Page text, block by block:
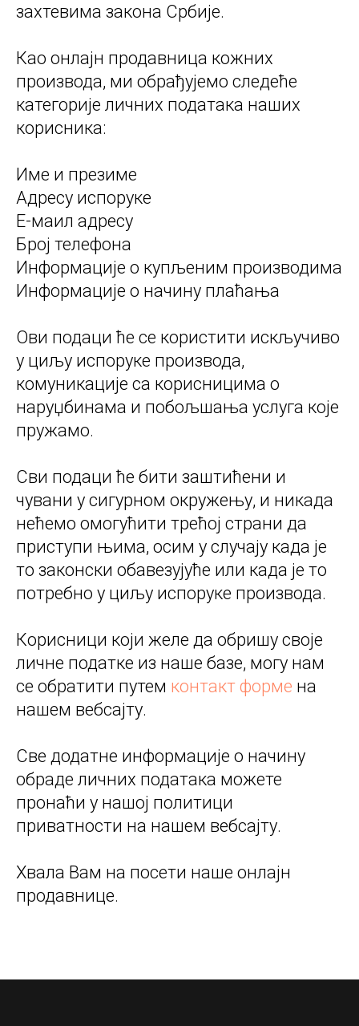
захтевима закона Србије.
Као онлајн продавница кожних
производа, ми обрађујемо следеће
категорије личних података наших
корисника:
Име и презиме
Адресу испоруке
Е-маил адресу
Број телефона
Информације о купљеним производима
Информације о начину плаћања
Ови подаци ће се користити искључиво
у циљу испоруке производа,
комуникације са корисницима о
наруџбинама и побољшања услуга које
пружамо.
Сви подаци ће бити заштићени и
чувани у сигурном окружењу, и никада
нећемо омогућити трећој страни да
приступи њима, осим у случају када је
то законски обавезујуће или када је то
потребно у циљу испоруке производа.
Корисници који желе да обришу своје
личне податке из наше базе, могу нам
се обратити путем контакт форме на
нашем вебсајту.
Све додатне информације о начину
обраде личних података можете
пронаћи у нашој политици
приватности на нашем вебсајту.
Хвала Вам на посети наше онлајн
продавнице.